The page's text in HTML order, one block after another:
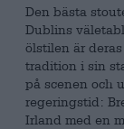
Den bästa
Dublins
ölstilen är
tradition i sin
på scenen och
regeringstid:
Irland med en